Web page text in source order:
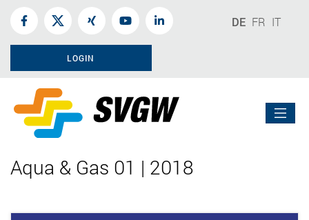
DE FR IT
LOGIN
Aqua & Gas 01 | 2018